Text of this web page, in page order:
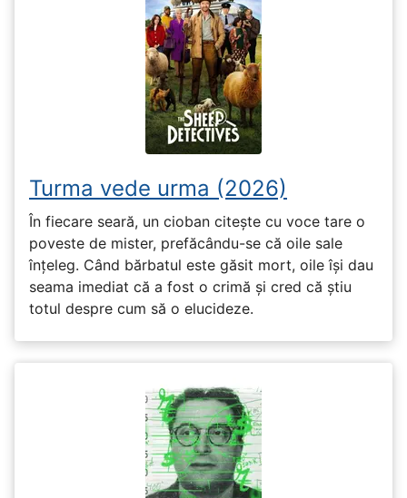
Turma vede urma (2026)
În fiecare seară, un cioban citește cu voce tare o
poveste de mister, prefăcându-se că oile sale
înțeleg. Când bărbatul este găsit mort, oile își dau
seama imediat că a fost o crimă și cred că știu
totul despre cum să o elucideze.